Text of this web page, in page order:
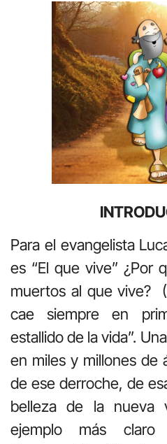
Para el evangelista
es “El que vive” ¿Por
muertos al que vive?
cae siempre en
estallido de la vida”.
en miles y millones de
de ese derroche, de
belleza de la nueva
ejemplo más